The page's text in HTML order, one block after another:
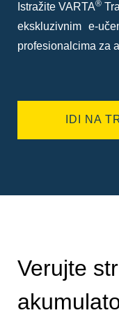
Istražite VARTA®
ekskluzivnim e-
profesionalcima za
IDI NA
Verujte